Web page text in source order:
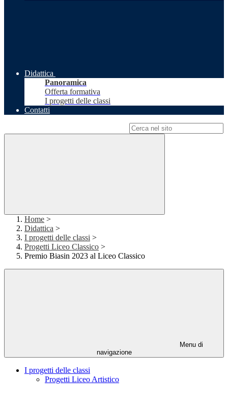
Didattica
Panoramica
Offerta formativa
I progetti delle classi
Contatti
Home >
Didattica >
I progetti delle classi >
Progetti Liceo Classico >
Premio Biasin 2023 al Liceo Classico
Menu di
navigazione
I progetti delle classi
Progetti Liceo Artistico